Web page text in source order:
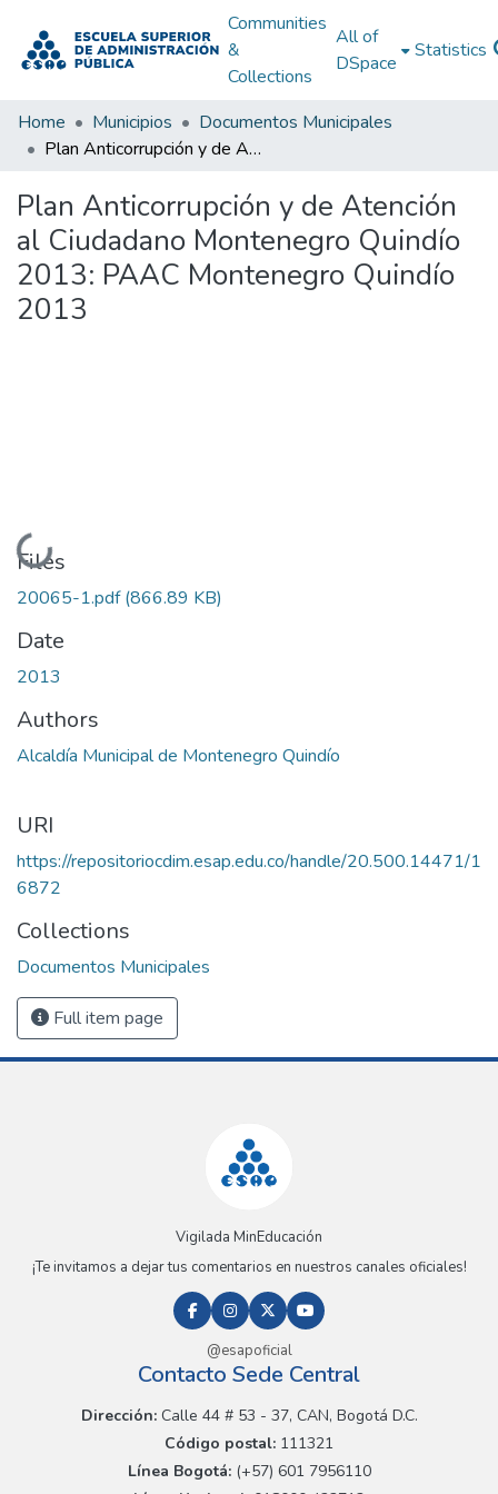
Communities
&
Collections
All of
DSpace
Statistics
Home Municipios
Documentos Municipales
Plan Anticorrupción y de Atención al Ciudadano Montenegro Quindío 2013: PAAC Montenegro Quindío 2013
Plan Anticorrupción y de Atención
al Ciudadano Montenegro Quindío
2013: PAAC Montenegro Quindío
2013
Loading...
Files
20065-1.pdf(866.89 KB)
Date
2013
Authors
Alcaldía Municipal de Montenegro Quindío
URI
https://repositoriocdim.esap.edu.co/handle/20.500.14471/1
6872
Collections
Documentos Municipales
Full item page
Vigilada MinEducación
¡Te invitamos a dejar tus comentarios en nuestros canales oficiales!
@esapoficial
Contacto Sede Central
Dirección:Calle 44 # 53 - 37, CAN, Bogotá D.C.
Código postal: 111321
Línea Bogotá:(+57) 601 7956110